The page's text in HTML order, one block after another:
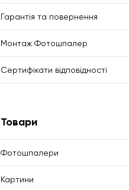
Гарантія та повернення
Монтаж Фотошпалер
Сертифікати відповідності
Товари
Фотошпалери
Картини